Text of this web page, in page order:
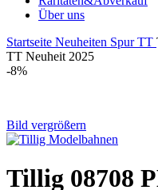
Über uns
Startseite Neuheiten Spur TT
TT Neuheit 2025
-8%
Bild vergrößern
Tillig 08708